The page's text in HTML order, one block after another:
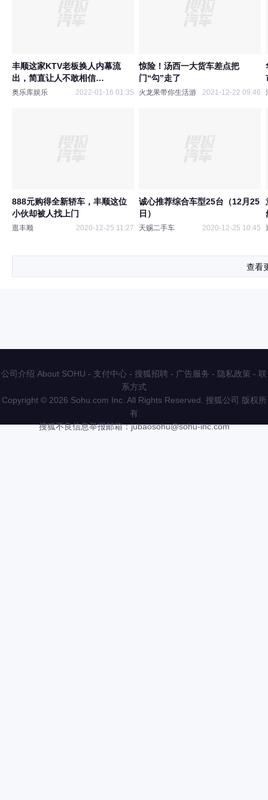
丰顺这家KTV老板换人内幕流
出，简直让人不敢相信…
奥乐库娱乐 2022-01-16 01:35
惊险！汤西一大货车差点把
门“勾”走了
火龙果带你生活游 2021-12-22 09:46
888元购得全新轿车，丰顺这位
小伙却被人找上门
逛丰顺 2020-12-25 11:27
诚心推荐综合车型25台（12月25
日）
天赐二手车 2020-12-25 10:45
查看
公司介绍 About SOHU - 支付中心 - 搜狐招聘 - 广告服务 - 隐私政策 - 联
系方式
Copyright © 2026 Sohu.com Inc. All Rights Reserved. 搜狐公司 版权所
有
搜狐不良信息举报邮箱：jubaosohu@sohu-inc.com